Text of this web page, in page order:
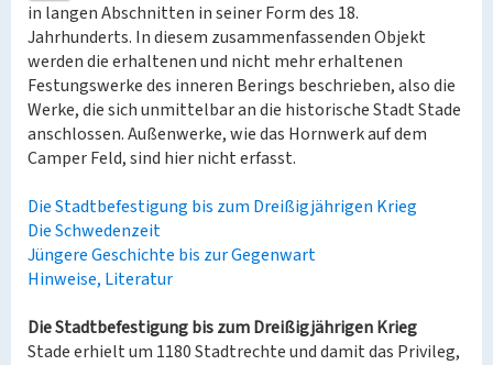
in langen Abschnitten in seiner Form des 18.
Jahrhunderts. In diesem zusammenfassenden Objekt
werden die erhaltenen und nicht mehr erhaltenen
Festungswerke des inneren Berings beschrieben, also die
Werke, die sich unmittelbar an die historische Stadt Stade
anschlossen. Außenwerke, wie das Hornwerk auf dem
Camper Feld, sind hier nicht erfasst.
Die Stadtbefestigung bis zum Dreißigjährigen Krieg
Die Schwedenzeit
Jüngere Geschichte bis zur Gegenwart
Hinweise, Literatur
Die Stadtbefestigung bis zum Dreißigjährigen Krieg
Stade erhielt um 1180 Stadtrechte und damit das Privileg,